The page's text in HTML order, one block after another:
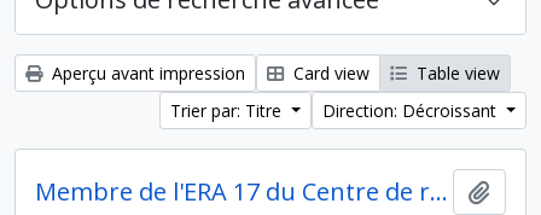
Aperçu avant impression Card view
Table view
Trier par: Titre
Direction: Décroissant
Membre de l'ERA 17 du Centre de recherches archéologiques (CNRS)